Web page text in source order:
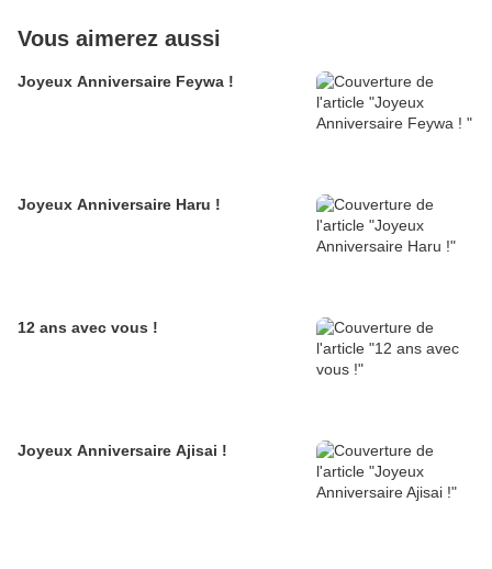
Vous aimerez aussi
Joyeux Anniversaire Feywa !
Joyeux Anniversaire Haru !
12 ans avec vous !
Joyeux Anniversaire Ajisai !